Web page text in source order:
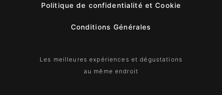
Politique de confidentialité et Cookie
Conditions Générales
Les meilleures expériences et dégustations
au même endroit